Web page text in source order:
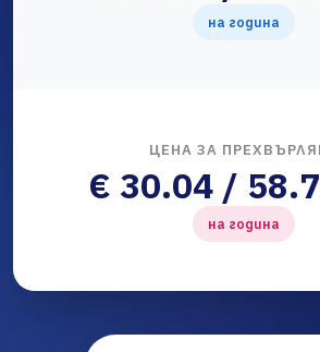
на година
ЦЕНА ЗА
€ 30.04 /
на година